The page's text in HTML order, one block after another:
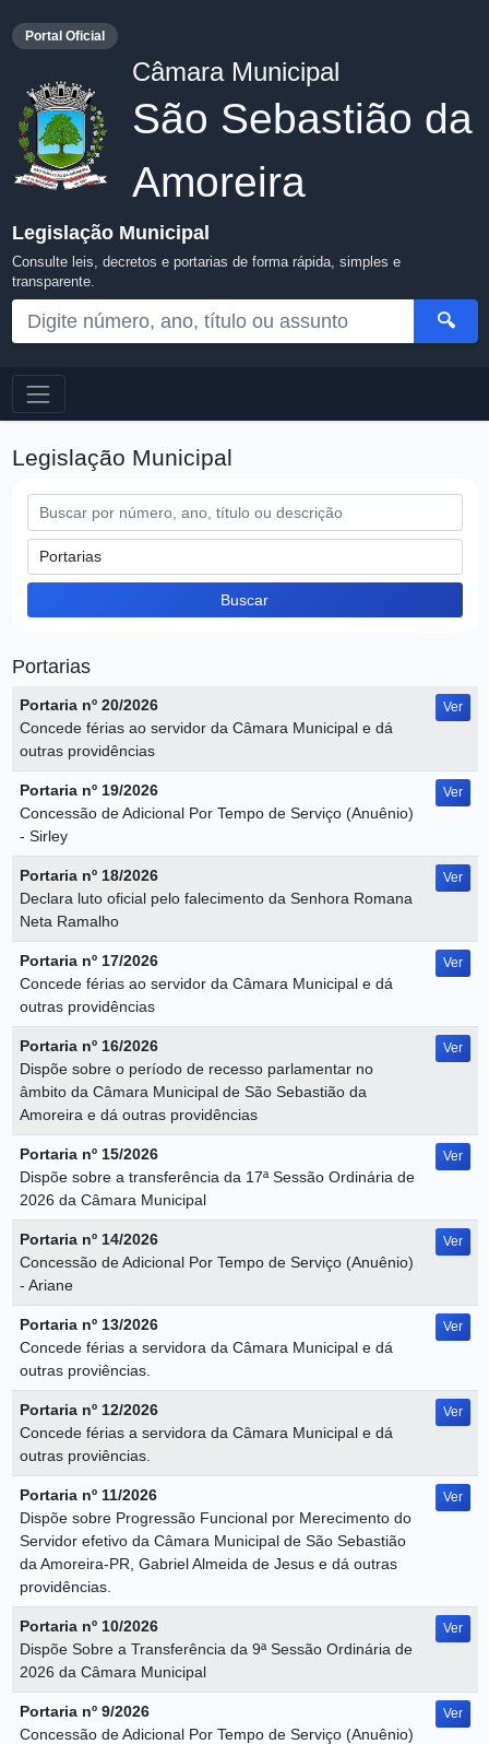
Portal Oficial
Câmara Municipal
São Sebastião da
Amoreira
Legislação Municipal
Consulte leis, decretos e portarias de forma rápida, simples e
transparente.
🔍
Legislação Municipal
Buscar
Portarias
Portaria nº 20/2026
Concede férias ao servidor da Câmara Municipal e dá
outras providências
Ver
Portaria nº 19/2026
Concessão de Adicional Por Tempo de Serviço (Anuênio)
- Sirley
Ver
Portaria nº 18/2026
Declara luto oficial pelo falecimento da Senhora Romana
Neta Ramalho
Ver
Portaria nº 17/2026
Concede férias ao servidor da Câmara Municipal e dá
outras providências
Ver
Portaria nº 16/2026
Dispõe sobre o período de recesso parlamentar no
âmbito da Câmara Municipal de São Sebastião da
Amoreira e dá outras providências
Ver
Portaria nº 15/2026
Dispõe sobre a transferência da 17ª Sessão Ordinária de
2026 da Câmara Municipal
Ver
Portaria nº 14/2026
Concessão de Adicional Por Tempo de Serviço (Anuênio)
- Ariane
Ver
Portaria nº 13/2026
Concede férias a servidora da Câmara Municipal e dá
outras proviências.
Ver
Portaria nº 12/2026
Concede férias a servidora da Câmara Municipal e dá
outras proviências.
Ver
Portaria nº 11/2026
Dispõe sobre Progressão Funcional por Merecimento do
Servidor efetivo da Câmara Municipal de São Sebastião
da Amoreira-PR, Gabriel Almeida de Jesus e dá outras
providências.
Ver
Portaria nº 10/2026
Dispõe Sobre a Transferência da 9ª Sessão Ordinária de
2026 da Câmara Municipal
Ver
Portaria nº 9/2026
Concessão de Adicional Por Tempo de Serviço (Anuênio)
Ver